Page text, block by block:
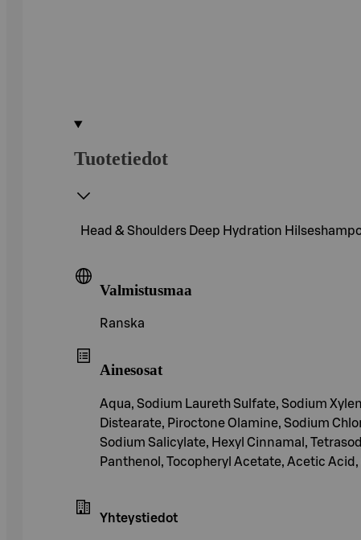
Tuotetiedot
Head & Shoulders Deep Hydration
Valmistusmaa
Ranska
Ainesosat
Aqua, Sodium Laureth Sulfate, Sodium
Distearate, Piroctone Olamine, Sodium
Sodium Salicylate, Hexyl Cinnamal,
Panthenol, Tocopheryl Acetate, Acetic
Yhteystiedot